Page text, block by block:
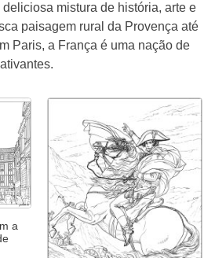
mistura de história, arte e
paisagem rural da Provença até
Paris, a França é uma nação de
a